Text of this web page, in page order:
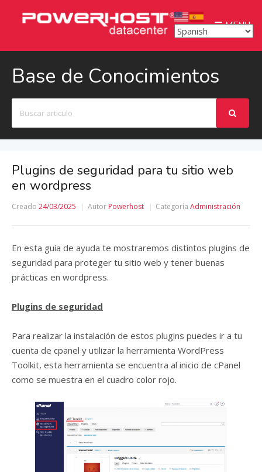
MENU
Base de Conocimientos
Plugins de seguridad para tu sitio web
en wordpress
Creado 24/03/2025 Autor Powerhost Categoría Administración
En esta guía de ayuda te mostraremos distintos plugins de
seguridad para proteger tu sitio web y tener buenas
prácticas en wordpress.
Plugins de seguridad
Para realizar la instalación de estos plugins puedes ir a tu
cuenta de cpanel y utilizar la herramienta WordPress
Toolkit, esta herramienta se encuentra al inicio de cPanel
como se muestra en el cuadro color rojo.